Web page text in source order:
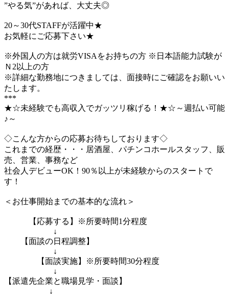
”やる気”があれば、大丈夫◎
20～30代STAFFが活躍中★
お気軽にご応募下さい★
※外国人の方は就労VISAをお持ちの方 ※日本語能力試験が
Ｎ2以上の方
※詳細な勤務地につきましては、面接時にご確認をお願いい
たします。
***
★☆未経験でも高収入でガッツリ稼げる！★☆～週払い可能
♪～
◇こんな方からの応募お待ちしております◇
これまでの経歴・・・居酒屋、パチンコホールスタッフ、販
売、営業、事務など
社会人デビューOK！90％以上が未経験からのスタートで
す！
＜お仕事開始までの基本的な流れ＞
【応募する】※所要時間1分程度
↓
【面談の日程調整】
↓
【面談実施】※所要時間30分程度
↓
【派遣先企業と職場見学・面談】
↓